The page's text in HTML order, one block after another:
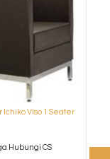
Ichiko Viso 1 Seater
Hubungi CS